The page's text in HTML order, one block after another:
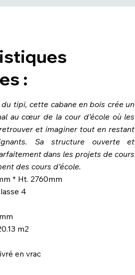
:
tipi, cette cabane en bois crée un
au cœur de la cour d’école où les
et imaginer tout en restant
Sa structure ouverte et
dans les projets de cours
des cours d’école.
* Ht. 2760mm
4
m2
en vrac